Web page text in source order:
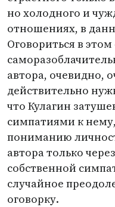
но холодного и
отношениях, в
Оговориться в
автора, очевидно,
действительно
что Кулагин
симпатиями к
пониманию
автора только
собственной
случайное
оговорку.